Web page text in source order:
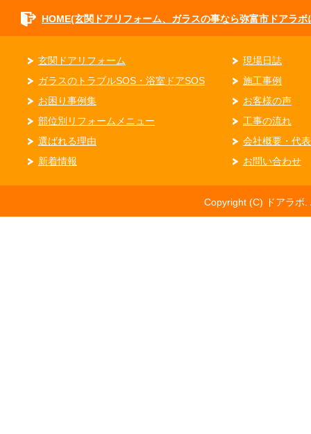
HOME(玄関ドアリフォーム、ガラスの事なら弥富市ドアラボ
玄関ドアリフォーム
現場日誌
ガラスのトラブルSOS・浴室ドアSOS
施工事例
お困り事例集
お客様の声
部位別リフォームメニュー
工事の流れ
選ばれる理由
会社概要・代
新着情報
お問い合わせ
Copyright (C) ドアラボ